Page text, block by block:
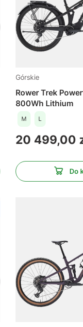
Górskie
Rower Trek
800Wh Lithium
M L
Cena
20 499,00
Do